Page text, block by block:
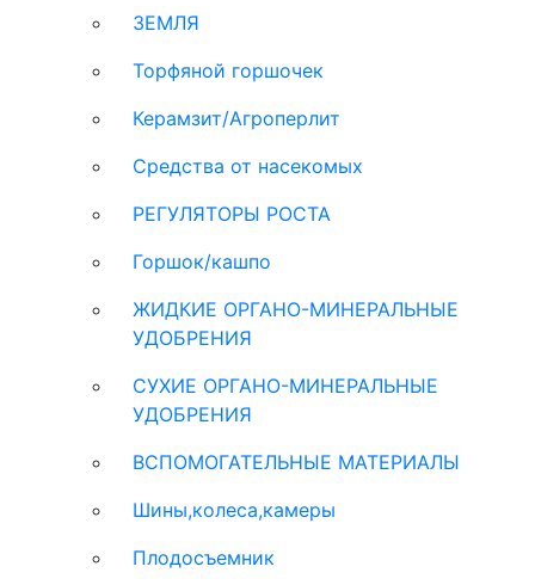
ЗЕМЛЯ
Торфяной горшочек
Керамзит/Агроперлит
Средства от насекомых
РЕГУЛЯТОРЫ РОСТА
Горшок/кашпо
ЖИДКИЕ ОРГАНО-МИНЕРАЛЬНЫЕ
УДОБРЕНИЯ
СУХИЕ ОРГАНО-МИНЕРАЛЬНЫЕ
УДОБРЕНИЯ
ВСПОМОГАТЕЛЬНЫЕ МАТЕРИАЛЫ
Шины,колеса,камеры
Плодосъемник